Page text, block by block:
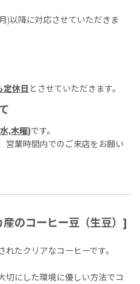
)以降に対応させていただきま
定休日 とさせていただきます。
,木曜)です。
営業時間内でのご来店をお願い
のコーヒー豆（生豆）]
たクリアなコーヒーです。
切にした環境に優しい方法でコ